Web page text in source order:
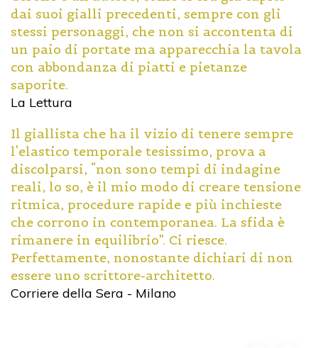
dai suoi gialli precedenti, sempre con gli
stessi personaggi, che non si accontenta di
un paio di portate ma apparecchia la tavola
con abbondanza di piatti e pietanze
saporite.
La Lettura
Il giallista che ha il vizio di tenere sempre
l'elastico temporale tesissimo, prova a
discolparsi, “non sono tempi di indagine
reali, lo so, è il mio modo di creare tensione
ritmica, procedure rapide e più inchieste
che corrono in contemporanea. La sfida è
rimanere in equilibrio”. Ci riesce.
Perfettamente, nonostante dichiari di non
essere uno scrittore-architetto.
Corriere della Sera - Milano